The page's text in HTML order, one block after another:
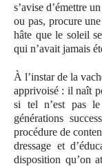
s’avise d’émettre
ou pas, procure
hâte que le soleil
qui n’avait jamais
À l’instar de la
apprivoisé : il naît
si tel n’est pas
générations
procédure de
dressage et
disposition qu’on